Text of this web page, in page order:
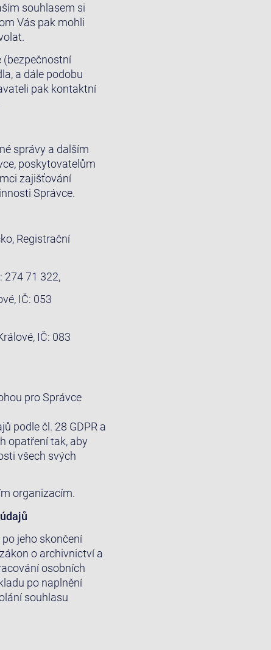
souhlasem si
Vás pak mohli
(bezpečnostní
a dále podobu
pak kontaktní
správy a dalším
poskytovatelům
zajišťování
Správce.
Registrační
274 71 322,
IČ: 053
IČ: 083
pro Správce
podle čl. 28 GDPR a
opatření tak, aby
všech svých
organizacím.
jeho skončení
o archivnictví a
osobních
po naplnění
souhlasu